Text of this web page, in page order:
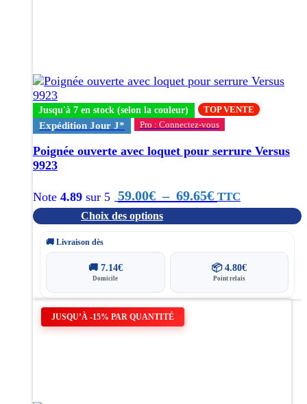
Jusqu'à 7 en stock (selon la couleur) TOP VENTE
Expédition Jour J* Pro : Connectez-vous
Poignée ouverte avec loquet pour serrure Versus
9923
Note 4.89 sur 5 59.00€ – 69.65€Plage
59.00€
à
TTC
Choix des options
peuvent
être
choisies
sur
la
page
du
🚚 Livraison dès
🚚 7.14€
Domicile
📦 4.80€
Point relais
JUSQU’À -15% PAR QUANTITÉ